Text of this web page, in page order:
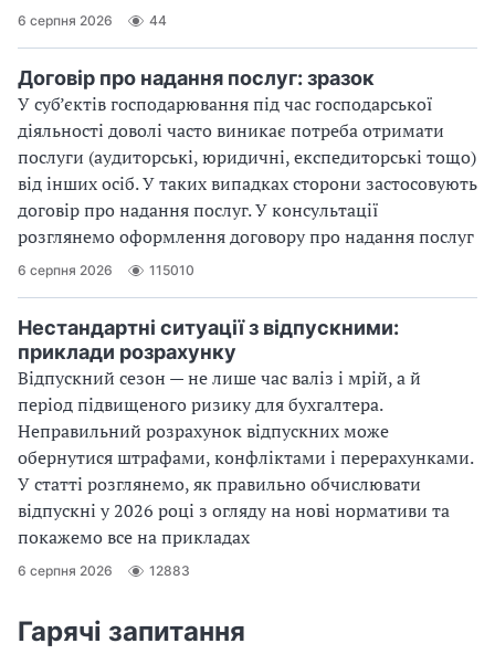
6 серпня 2026 44
Договір про надання послуг: зразок
У суб’єктів господарювання під час господарської
діяльності доволі часто виникає потреба отримати
послуги (аудиторські, юридичні, експедиторські тощо)
від інших осіб. У таких випадках сторони застосовують
договір про надання послуг. У консультації
розглянемо оформлення договору про надання послуг
6 серпня 2026 115010
Нестандартні ситуації з відпускними:
приклади розрахунку
Відпускний сезон — не лише час валіз і мрій, а й
період підвищеного ризику для бухгалтера.
Неправильний розрахунок відпускних може
обернутися штрафами, конфліктами і перерахунками.
У статті розглянемо, як правильно обчислювати
відпускні у 2026 році з огляду на нові нормативи та
покажемо все на прикладах
6 серпня 2026 12883
Гарячі запитання